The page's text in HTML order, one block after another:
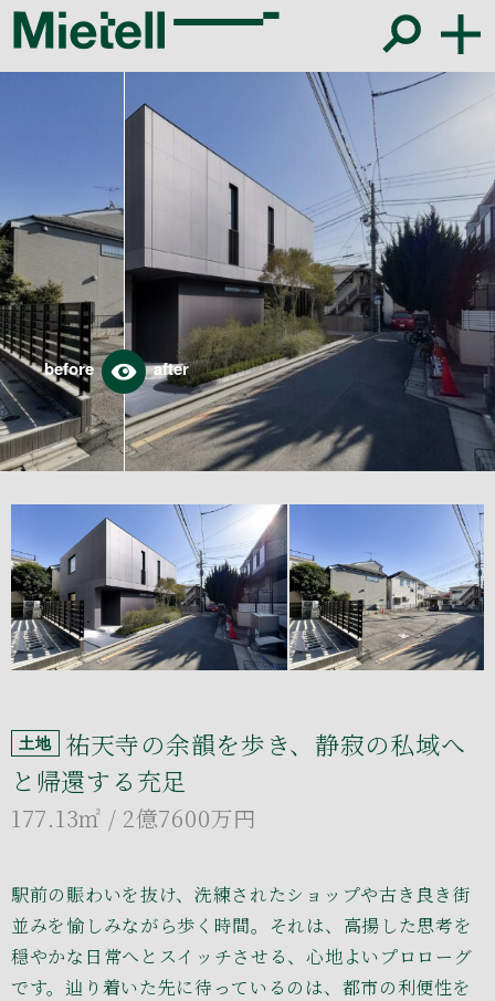
土地
祐天寺の余韻を歩き、静寂の私域へ
と帰還する充足
177.13㎡ / 2億7600万円
駅前の賑わいを抜け、洗練されたショップや古き良き街
並みを愉しみながら歩く時間。それは、高揚した思考を
穏やかな日常へとスイッチさせる、心地よいプロローグ
です。辿り着いた先に待っているのは、都市の利便性を